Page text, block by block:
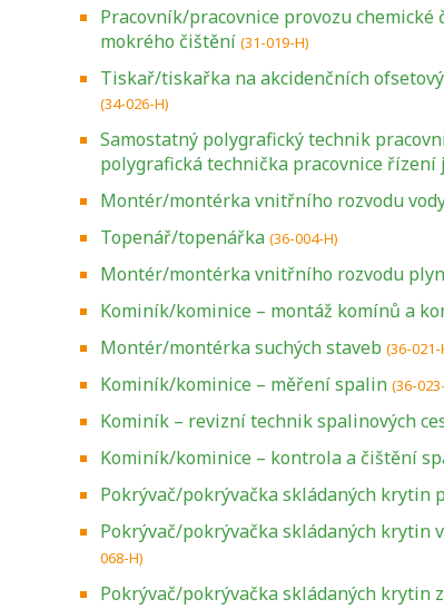
Pracovník/pracovnice provozu
mokrého čištění (31-019-H)
Tiskař/tiskařka na akcidenčních
(34-026-H)
Samostatný polygrafický technik
polygrafická technička pracovnice řízení
Montér/montérka vnitřního rozvodu
Topenář/topenářka (36-004-H)
Montér/montérka vnitřního rozvodu
Kominík/kominice – montáž komínů a
Montér/montérka suchých staveb (36-021-
Kominík/kominice – měření spalin (36-
Kominík – revizní technik spalinových
Kominík/kominice – kontrola a čištění
Pokrývač/pokrývačka skládaných krytin
Pokrývač/pokrývačka skládaných krytin
068-H)
Pokrývač/pokrývačka skládaných krytin